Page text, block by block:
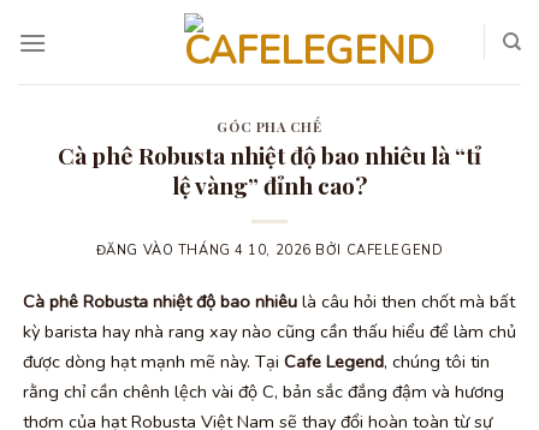
qua
GÓC PHA CHẾ
Cà phê Robusta nhiệt độ bao nhiêu là “tỉ
lệ vàng” đỉnh cao?
ĐĂNG VÀO THÁNG 4 10, 2026 BỞI CAFELEGEND
Cà phê Robusta nhiệt độ bao nhiêu là câu hỏi then chốt mà bất
kỳ barista hay nhà rang xay nào cũng cần thấu hiểu để làm chủ
được dòng hạt mạnh mẽ này. Tại Cafe Legend, chúng tôi tin
rằng chỉ cần chênh lệch vài độ C, bản sắc đắng đậm và hương
thơm của hạt Robusta Việt Nam sẽ thay đổi hoàn toàn từ sự